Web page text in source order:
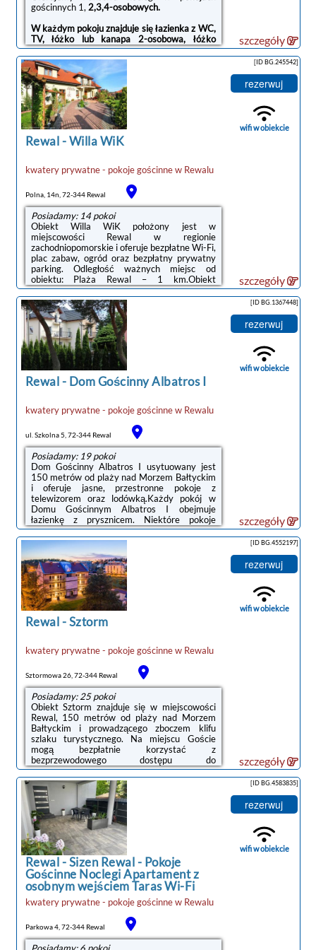
- Kolej wąskotorowa
- Taras widokowy
- Aleja Róż i Zakochanych
- Oceanarium
- Amfiteatr
gościnnych 1, 2,3,4-osobowych.
W każdym pokoju znajduje się łazienka z WC,
TV, łóżko lub kanapa 2-osobowa, łóżko
jednoosobowe, lodówka i czajnik. Na parterze
i piętrze mikrofala i podstawowe naczynia.
W obiekcie posiadamy
ogród oraz pokoje z balkonem.
Teren posesji jest zadbany z miejscami
parkingowymi dla gości. Dostępny jest
również
duży ogród gdzie można zrobić grilla
oraz wypocząć.
Przepraszamy, ze zwierzętami nie
przyjmujemy.
Na terenie posesji posiadamy dodatkowe
miejsca noclegowe w pokojach 4-osobowych
w budynku obok.
Serdecznie zapraszamy na wypoczynek do
pokoi nad morzem " Zielona Przystań" w
Rewalu!
szczegóły
noclegi Rewal
Rewal-Willa WiK
kwatery prywatne - pokoje gościnnew Rewalu
Polna, 14n, 72-344 Rewal
Posiadamy: 14 pokoi
Obiekt Willa WiK położony jest w
miejscowości Rewal w regionie
zachodniopomorskie i oferuje bezpłatne Wi-Fi,
plac zabaw, ogród oraz bezpłatny prywatny
parking. Odległość ważnych miejsc od
obiektu: Plaża Rewal – 1 km.Obiekt
dysponuje sprzętem do grillowania.Na
miejscu dostępny jest taras oraz wspólny
salon.Odległość ważnych miejsc od obiektu:
PKP Kołobrzeg – 49 km, Molo w Kołobrzegu –
49 km.Doba hotelowa od godziny 14:00 do
10:00.Prosimy o wcześniejsze
poinformowanie obiektu o planowanej
godzinie przyjazdu. Aby to zrobić, możesz
wpisać treść prośby w miejscu na życzenia ...
[ID BG.245542]
rezerwuj
wifi w obiekcie
szczegóły
Rewal- Dom Gościnny Albatros I
kwatery prywatne - pokoje gościnnew Rewalu
ul. Szkolna 5, 72-344 Rewal
Posiadamy: 19 pokoi
Dom Gościnny Albatros I usytuowany jest
150 metrów od plaży nad Morzem Bałtyckim
i oferuje jasne, przestronne pokoje z
telewizorem oraz lodówką.Każdy pokój w
Domu Gościnnym Albatros I obejmuje
łazienkę z prysznicem. Niektóre pokoje
dysponują balkonem.Obiekt otoczony jest
przez wiele obiektów turystycznych, a
skatepark, siłownia i kort tenisowy oddalone
są od niego o 50 metrów. Tuż obok znajduje
się kawiarnia i restauracja serwująca dania
kuchni polskiej.Doba hotelowa od godziny
16:00 do 10:00.Do zagwarantowania
rezerwacji wymagane jest wpłacenie
depozytu. Należy go uiścić ...
[ID BG.1367448]
rezerwuj
wifi w obiekcie
szczegóły
Rewal-Sztorm
kwatery prywatne - pokoje gościnnew Rewalu
Sztormowa 26, 72-344 Rewal
Posiadamy: 25 pokoi
Obiekt Sztorm znajduje się w miejscowości
Rewal, 150 metrów od plaży nad Morzem
Bałtyckim i prowadzącego zboczem klifu
szlaku turystycznego. Na miejscu Goście
mogą bezpłatnie korzystać z
bezprzewodowego dostępu do
Internetu.Każdy pokój dysponuje balkonem i
wyposażony jest w telewizor, lodówkę,
przybory kuchenne oraz czajnik elektryczny.
W łazience znajduje się prysznic.
Wyposażenie pokoi obejmuje również sofę,
biurko oraz pościel.Obiekt Sztorm dysponuje
tarasem. W całej okolicy panują doskonałe
warunki do uprawiania rozmaitych form
aktywnego wypoczynku na świeżym
powietrzu, ...
[ID BG.4552197]
rezerwuj
wifi w obiekcie
szczegóły
Rewal-Sizen Rewal - Pokoje
Gościnne Noclegi Apartament z
osobnym wejściem Taras Wi-Fi
kwatery prywatne - pokoje gościnnew Rewalu
Parkowa 4, 72-344 Rewal
[ID BG.4583835]
rezerwuj
wifi w obiekcie